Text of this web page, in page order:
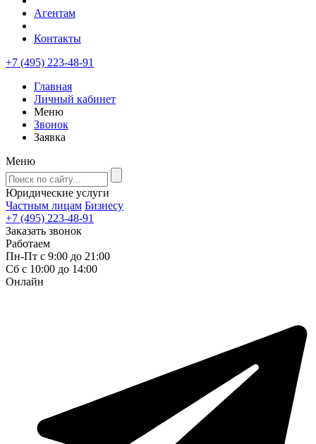
Агентам
Контакты
+7 (495) 223-48-91
Главная
Личный кабинет
Меню
Звонок
Заявка
Меню
Юридические услуги
Частным лицам Бизнесу
+7 (495) 223-48-91
Заказать звонок
Работаем
Пн-Пт с 9:00 до 21:00
Сб с 10:00 до 14:00
Онлайн